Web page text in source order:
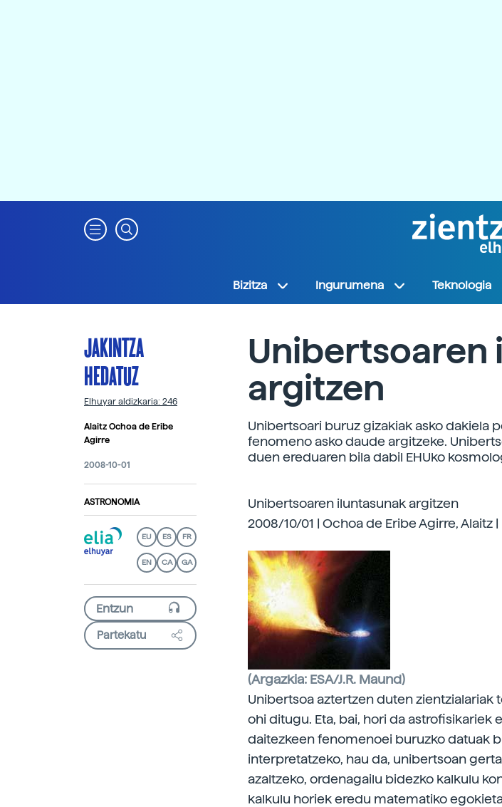
Bizitza Ingurumena Teknologia
JAKINTZA
HEDATUZ
Elhuyar aldizkaria: 246
Alaitz Ochoa de Eribe
Agirre
2008-10-01
ASTRONOMIA
EU ES FR
EN CA GA
Partekatu
Unibertsoaren
argitzen
Unibertsoari buruz gizakiak asko dakiela
fenomeno asko daude argitzeke.
duen ereduaren bila dabil EHUko
Unibertsoaren iluntasunak argitzen
2008/10/01 | Ochoa de Eribe Agirre, Alaitz
(Argazkia: ESA/J.R. Maund)
Unibertsoa aztertzen duten
ohi ditugu. Eta, bai, hori da astrofisikariek
daitezkeen fenomenoei buruzko datuak
interpretatzeko, hau da, unibertsoan
azaltzeko, ordenagailu bidezko kalkulu
kalkulu horiek eredu matematiko